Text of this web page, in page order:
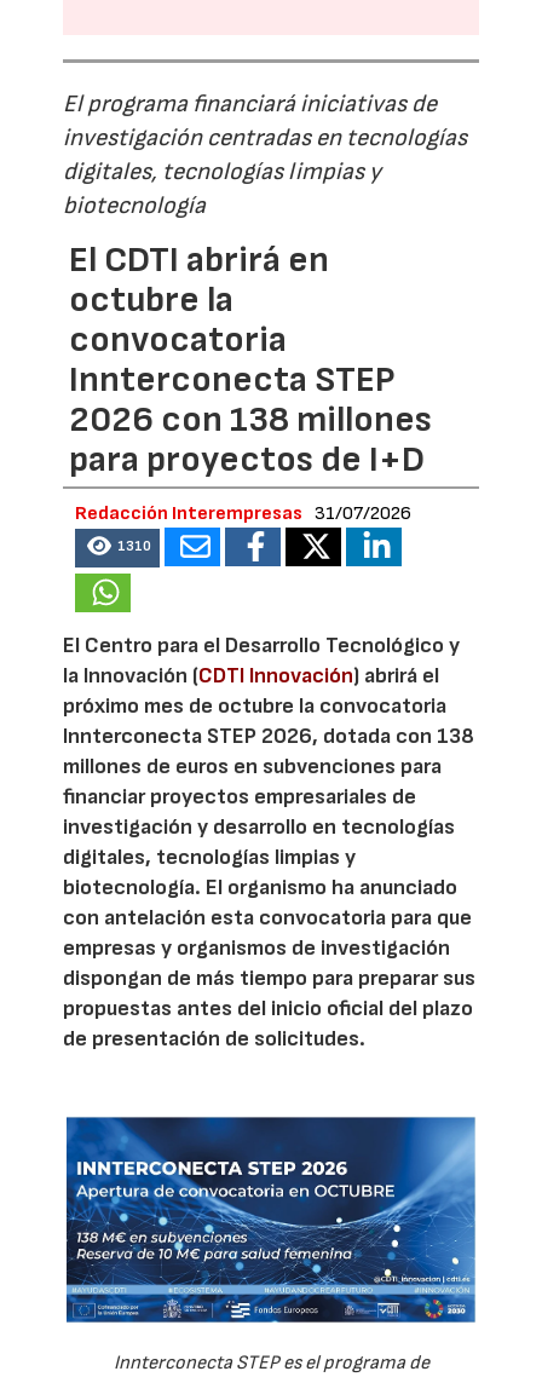
El programa financiará iniciativas de
investigación centradas en tecnologías
digitales, tecnologías limpias y
biotecnología
El CDTI abrirá en
octubre la
convocatoria
Innterconecta STEP
2026 con 138 millones
para proyectos de I+D
Redacción Interempresas 31/07/2026
1310
El Centro para el Desarrollo Tecnológico y
la Innovación (CDTI Innovación) abrirá el
próximo mes de octubre la convocatoria
Innterconecta STEP 2026, dotada con 138
millones de euros en subvenciones para
financiar proyectos empresariales de
investigación y desarrollo en tecnologías
digitales, tecnologías limpias y
biotecnología. El organismo ha anunciado
con antelación esta convocatoria para que
empresas y organismos de investigación
dispongan de más tiempo para preparar sus
propuestas antes del inicio oficial del plazo
de presentación de solicitudes.
Innterconecta STEP es el programa de